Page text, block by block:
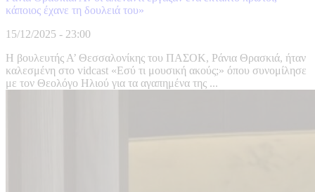
κάποιος έχανε τη δουλειά του»
15/12/2025 - 23:00
Η βουλευτής Α’ Θεσσαλονίκης του ΠΑΣΟΚ, Ράνια Θρασκιά, ήταν
καλεσμένη στο vidcast «Εσύ τι μουσική ακούς;» όπου συνομίλησε
με τον Θεολόγο Ηλιού για τα αγαπημένα της ...